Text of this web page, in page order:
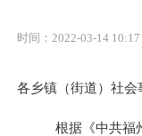
时间：2022-03-14 10:17
各乡镇（街道）社会
根据《中共福